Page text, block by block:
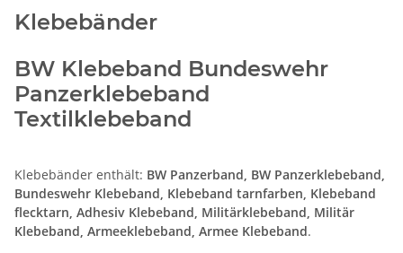
Klebebänder
BW Klebeband Bundeswehr
Panzerklebeband
Textilklebeband
Klebebänder enthält: BW Panzerband, BW Panzerklebeband,
Bundeswehr Klebeband, Klebeband tarnfarben, Klebeband
flecktarn, Adhesiv Klebeband, Militärklebeband, Militär
Klebeband, Armeeklebeband, Armee Klebeband.